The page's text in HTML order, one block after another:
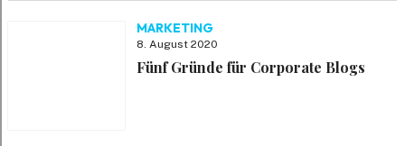
MARKETING
8. August 2020
Fünf Gründe für Corporate Blogs